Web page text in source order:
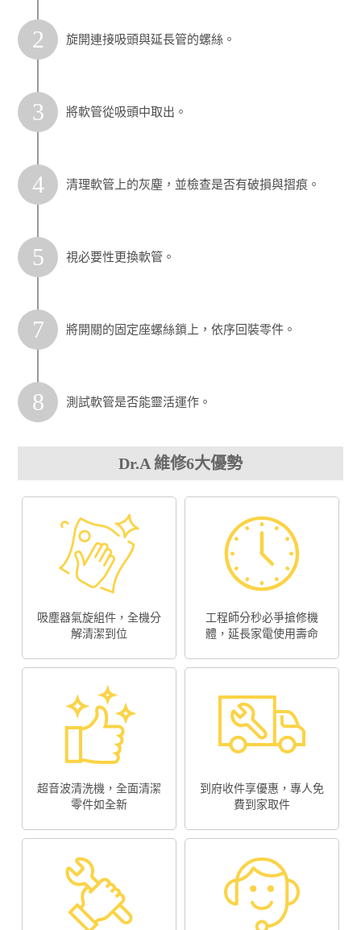
2 旋開連接吸頭與延長管的螺絲。
3 將軟管從吸頭中取出。
4 清理軟管上的灰塵，並檢查是否有破損與摺痕。
5 視必要性更換軟管。
7 將開關的固定座螺絲鎖上，依序回裝零件。
8 測試軟管是否能靈活運作。
Dr.A 維修6大優勢
吸塵器氣旋組件，全機分
解清潔到位
工程師分秒必爭搶修機
體，延長家電使用壽命
超音波清洗機，全面清潔
零件如全新
到府收件享優惠，專人免
費到家取件